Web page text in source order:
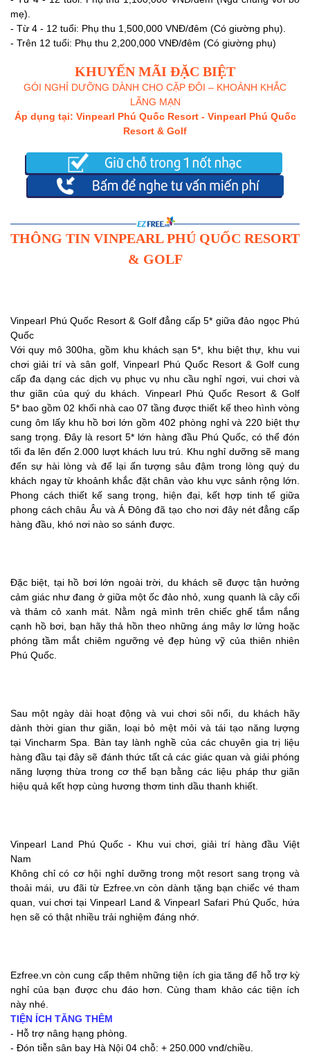
mẹ).
- Từ 4 - 12 tuổi: Phụ thu 1,500,000 VNĐ/đêm (Có giường phụ).
- Trên 12 tuổi: Phụ thu 2,200,000 VNĐ/đêm (Có giường phụ)
KHUYẾN MÃI ĐẶC BIỆT
GÓI NGHỈ DƯỠNG DÀNH CHO CẶP ĐÔI – KHOẢNH KHẮC
LÃNG MẠN
Áp dụng tại: Vinpearl Phú Quốc Resort - Vinpearl Phú Quốc
Resort & Golf
THÔNG TIN VINPEARL PHÚ QUỐC RESORT
& GOLF
Vinpearl Phú Quốc Resort & Golf đẳng cấp 5* giữa đảo ngọc Phú
Quốc
Với quy mô 300ha, gồm khu khách sạn 5*, khu biệt thự, khu vui
chơi giải trí và sân golf, Vinpearl Phú Quốc Resort & Golf cung
cấp đa dạng các dịch vụ phục vụ nhu cầu nghỉ ngơi, vui chơi và
thư giãn của quý du khách. Vinpearl Phú Quốc Resort & Golf
5* bao gồm 02 khối nhà cao 07 tầng được thiết kế theo hình vòng
cung ôm lấy khu hồ bơi lớn gồm 402 phòng nghỉ và 220 biệt thự
sang trọng. Đây là resort 5* lớn hàng đầu Phú Quốc, có thể đón
tối đa lên đến 2.000 lượt khách lưu trú. Khu nghỉ dưỡng sẽ mang
đến sự hài lòng và để lại ấn tượng sâu đậm trong lòng quý du
khách ngay từ khoảnh khắc đặt chân vào khu vực sảnh rộng lớn.
Phong cách thiết kế sang trọng, hiện đại, kết hợp tinh tế giữa
phong cách châu Âu và Á Đông đã tạo cho nơi đây nét đẳng cấp
hàng đầu, khó nơi nào so sánh được.
Đặc biệt, tại hồ bơi lớn ngoài trời, du khách sẽ được tận hưởng
cảm giác như đang ở giữa một ốc đảo nhỏ, xung quanh là cây cối
và thảm cỏ xanh mát. Nằm ngả mình trên chiếc ghế tắm nắng
cạnh hồ bơi, bạn hãy thả hồn theo những áng mây lơ lửng hoặc
phóng tầm mắt chiêm ngưỡng vẻ đẹp hùng vỹ của thiên nhiên
Phú Quốc.
Sau một ngày dài hoạt động và vui chơi sôi nổi, du khách hãy
dành thời gian thư giãn, loại bỏ mệt mỏi và tái tạo năng lượng
tại Vincharm Spa. Bàn tay lành nghề của các chuyên gia trị liệu
hàng đầu tại đây sẽ đánh thức tất cả các giác quan và giải phóng
năng lượng thừa trong cơ thể bạn bằng các liệu pháp thư giãn
hiệu quả kết hợp cùng hương thơm tinh dầu thanh khiết.
Vinpearl Land Phú Quốc - Khu vui chơi, giải trí hàng đầu Việt
Nam
Không chỉ có cơ hội nghỉ dưỡng trong một resort sang trọng và
thoải mái, ưu đãi từ Ezfree.vn còn dành tặng bạn chiếc vé tham
quan, vui chơi tại Vinpearl Land & Vinpearl Safari Phú Quốc, hứa
hẹn sẽ có thật nhiều trải nghiệm đáng nhớ.
Ezfree.vn còn cung cấp thêm những tiện ích gia tăng để hỗ trợ kỳ
nghỉ của bạn được chu đáo hơn. Cùng tham khảo các tiện ích
này nhé.
TIỆN ÍCH TĂNG THÊM
- Hỗ trợ nâng hạng phòng.
- Đón tiễn sân bay Hà Nội 04 chỗ: + 250.000 vnđ/chiều.